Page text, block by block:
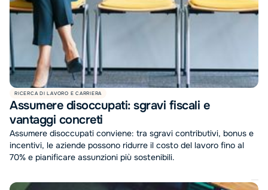
RICERCA DI LAVORO E CARRIERA
Assumere disoccupati: sgravi fiscali e
vantaggi concreti
Assumere disoccupati conviene: tra sgravi contributivi, bonus e
incentivi, le aziende possono ridurre il costo del lavoro fino al
70% e pianificare assunzioni più sostenibili.